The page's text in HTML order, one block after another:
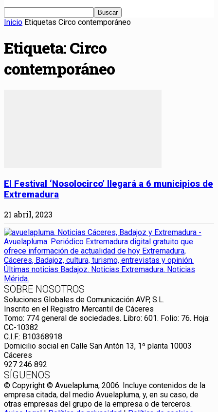
Inicio Etiquetas Circo contemporáneo
Etiqueta: Circo
contemporáneo
El Festival ‘Nosolocirco’ llegará a 6 municipios de
Extremadura
21 abril, 2023
SOBRE NOSOTROS
Soluciones Globales de Comunicación AVP, S.L.
Inscrito en el Registro Mercantil de Cáceres
Tomo: 774 general de sociedades. Libro: 601. Folio: 76. Hoja:
CC-10382
C.I.F.: B10368918
Domicilio social en Calle San Antón 13, 1º planta 10003
Cáceres
927 246 892
SÍGUENOS
© Copyright © Avuelapluma, 2006. Incluye contenidos de la
empresa citada, del medio Avuelapluma, y, en su caso, de
otras empresas del grupo de la empresa o de terceros.